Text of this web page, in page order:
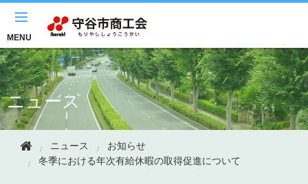
MENU
ニュース
ニュース
お知らせ
冬季における年次有給休暇の取得促進について